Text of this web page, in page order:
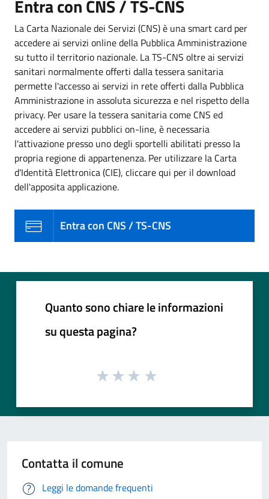
Entra con CNS / TS-CNS
La Carta Nazionale dei Servizi (CNS) è una smart card per
accedere ai servizi online della Pubblica Amministrazione
su tutto il territorio nazionale. La TS-CNS oltre ai servizi
sanitari normalmente offerti dalla tessera sanitaria
permette l'accesso ai servizi in rete offerti dalla Pubblica
Amministrazione in assoluta sicurezza e nel rispetto della
privacy. Per usare la tessera sanitaria come CNS ed
accedere ai servizi pubblici on-line, è necessaria
l'attivazione presso uno degli sportelli abilitati presso la
propria regione di appartenenza. Per utilizzare la Carta
d'Identità Elettronica (CIE), cliccare qui per il download
dell'apposita applicazione.
Entra con CNS / TS-CNS
Quanto sono chiare le informazioni
su questa pagina?
Contatta il comune
Leggi le domande frequenti